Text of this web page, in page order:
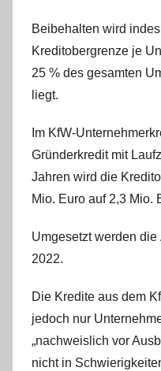
Beibehalten wird
Kreditobergrenze je
25 % des gesamten
liegt.
Im KfW-
Gründerkredit mit
Jahren wird die
Mio. Euro auf 2,3 Mio.
Umgesetzt werden
2022.
Die Kredite aus dem
jedoch nur
„nachweislich vor
nicht in